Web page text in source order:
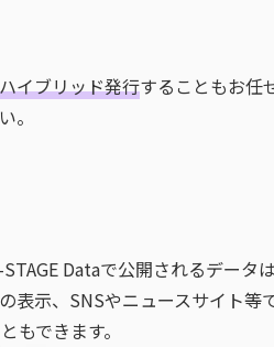
イブリッド発行することもお任
。
Dataで公開されるデー
示、SNSやニュースサイト
もできます。